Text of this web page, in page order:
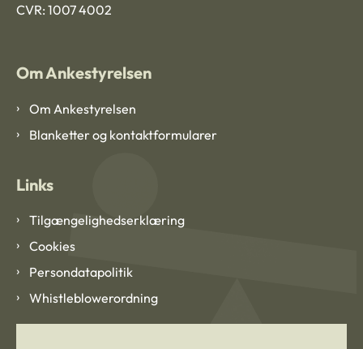
CVR: 1007 4002
Om Ankestyrelsen
Om Ankestyrelsen
Blanketter og kontaktformularer
Links
Tilgængelighedserklæring
Cookies
Persondatapolitik
Whistleblowerordning